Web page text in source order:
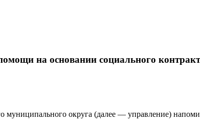
на основании социального
муниципального округа (далее — управление)